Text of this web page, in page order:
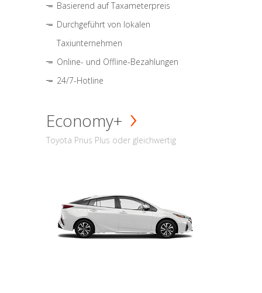
Basierend auf Taxameterpreis
Durchgeführt von lokalen
Taxiunternehmen
Online- und Offline-Bezahlungen
24/7-Hotline
Economy+
Toyota Prius Plus oder gleichwertig